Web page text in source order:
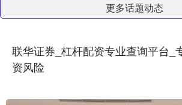
更多话题动态
联华证券_杠杆配资专业查询平台_
资风险